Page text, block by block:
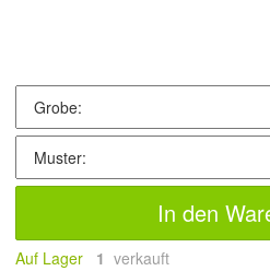
In den
Auf Lager 1 verkauft